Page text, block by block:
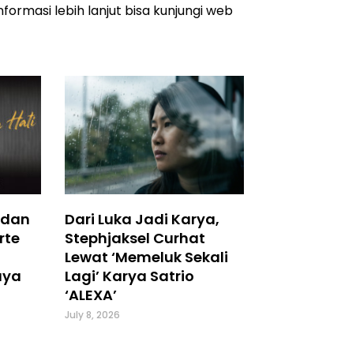
lebih lanjut bisa kunjungi web
Dari Luka Jadi Karya,
Stephjaksel Curhat
Lewat ‘Memeluk Sekali
Lagi’ Karya Satrio
‘ALEXA’
July 8, 2026